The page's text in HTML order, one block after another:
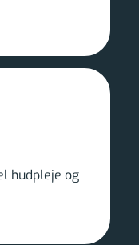
hudpleje og